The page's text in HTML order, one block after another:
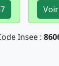
Insee :